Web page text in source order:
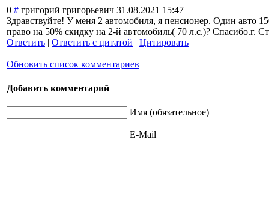
0 # григорий григорьевич 31.08.2021 15:47
Здравствуйте! У меня 2 автомобиля, я пенсионер. Один авто
право на 50% скидку на 2-й автомобиль( 70 л.с.)? Спасибо.г.
Ответить | Ответить с цитатой | Цитировать
Обновить список комментариев
Добавить комментарий
Имя (обязательное)
E-Mail